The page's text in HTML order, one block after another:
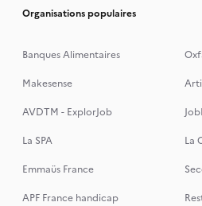
Organisations populaires
Banques Alimentaires
Makesense
AVDTM - ExplorJob
La SPA
La
Emmaüs France
APF France handicap